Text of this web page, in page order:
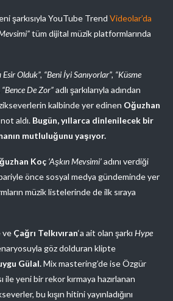
şarkısıyla YouTube Trend Videolar’da
tüm dijital müzik platformlarında
Olduk”, “Beni İyi Sanıyorlar”, “Küsme
De Zor”adlı şarkılarıyla adından
kalbinde yer edinen Oğuzhan
aldı. Bugün, yıllarca dinlenilecek bir
mutluluğunu yaşıyor.
Koç ‘Aşkın Mevsimi’adını verdiği
önce sosyal medya gündeminde yer
müzik listelerinde de ilk sıraya
ve Çağrı Telkıvıran‘a ait olan şarkı Hype
göz dolduran klipte
Gülal.Mix mastering’de ise Özgür
ile yeni bir rekor kırmaya hazırlanan
bu kışın hitini yayınladığını